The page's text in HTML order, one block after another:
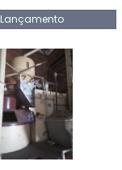
Lançamento